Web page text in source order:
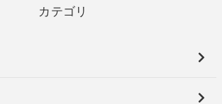
カテゴリ